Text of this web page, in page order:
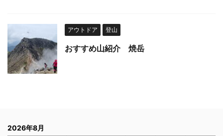
アウトドア 登山
おすすめ山紹介 焼岳
2026年8月